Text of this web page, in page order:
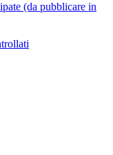
(da pubblicare in